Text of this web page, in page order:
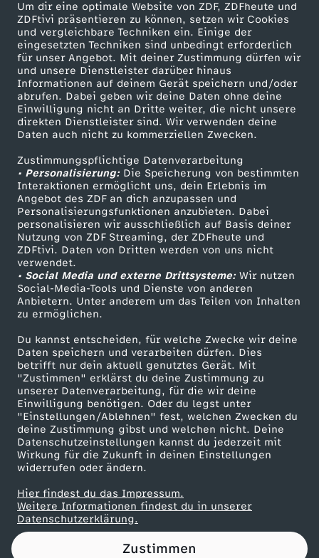
Um dir eine optimale Website von ZDF, ZDFheute und
ZDFtivi präsentieren zu können, setzen wir Cookies
und vergleichbare Techniken ein. Einige der
eingesetzten Techniken sind unbedingt erforderlich
für unser Angebot. Mit deiner Zustimmung dürfen wir
und unsere Dienstleister darüber hinaus
Informationen auf deinem Gerät speichern und/oder
abrufen. Dabei geben wir deine Daten ohne deine
Einwilligung nicht an Dritte weiter, die nicht unsere
direkten Dienstleister sind. Wir verwenden deine
Daten auch nicht zu kommerziellen Zwecken.
Zustimmungspflichtige Datenverarbeitung
• Personalisierung:Die Speicherung von bestimmten
Interaktionen ermöglicht uns, dein Erlebnis im
Angebot des ZDF an dich anzupassen und
Personalisierungsfunktionen anzubieten. Dabei
personalisieren wir ausschließlich auf Basis deiner
Nutzung von ZDF Streaming, der ZDFheute und
ZDFtivi. Daten von Dritten werden von uns nicht
verwendet.
• Social Media und externe Drittsysteme:Wir nutzen
Social-Media-Tools und Dienste von anderen
Anbietern. Unter anderem um das Teilen von Inhalten
zu ermöglichen.
Du kannst entscheiden, für welche Zwecke wir deine
Daten speichern und verarbeiten dürfen. Dies
betrifft nur dein aktuell genutztes Gerät. Mit
"Zustimmen" erklärst du deine Zustimmung zu
unserer Datenverarbeitung, für die wir deine
Einwilligung benötigen. Oder du legst unter
"Einstellungen/Ablehnen" fest, welchen Zwecken du
deine Zustimmung gibst und welchen nicht. Deine
Datenschutzeinstellungen kannst du jederzeit mit
Wirkung für die Zukunft in deinen Einstellungen
widerrufen oder ändern.
Hier findest du das Impressum.
Weitere Informationen findest du in unserer
Datenschutzerklärung.
Zustimmen
S
t
u
r
z
z
u
O
l
y
m
p
i
a
:
E
Mehr ZDF
ZDF-Apps
Smart TV
ZDFtext
Livestreams
Sendungen A-Z
TV-Programm
Service
ZDFmitreden
Kontakt zum ZDF
Tickets
Zuschauerservice
Hilfe
ZDF Unternehmen
Karriere
ZDF goes Schule
Werbefernsehen
Mainzelmännchen
Partner